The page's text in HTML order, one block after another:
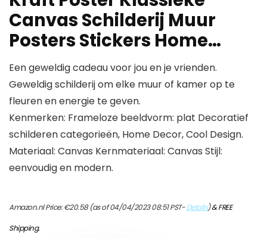
Canvas Schilderij Muur
Posters Stickers Home…
Een geweldig cadeau voor jou en je vrienden.
Geweldig schilderij om elke muur of kamer op te
fleuren en energie te geven.
Kenmerken: Frameloze beeldvorm: plat Decoratief
schilderen categorieën, Home Decor, Cool Design.
Materiaal: Canvas Kernmateriaal: Canvas Stijl:
eenvoudig en modern.
Amazon.nl Price:€20.58(as of 04/04/2023 08:51 PST-Details)&FREE
Shipping.